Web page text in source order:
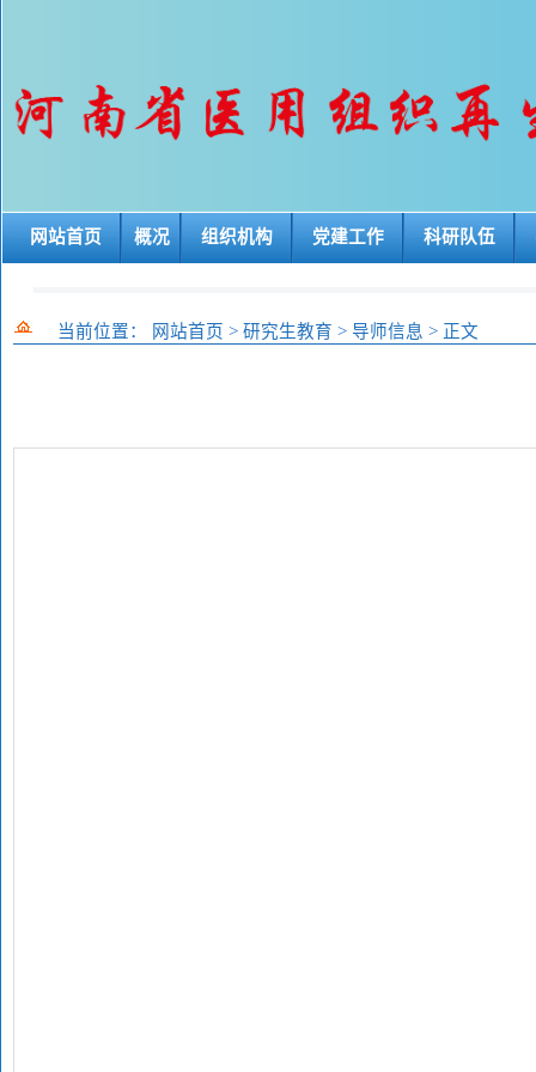
网站首页 概况 组织机构 党建工作 科研队伍
当前位置： 网站首页 > 研究生教育 > 导师信息 > 正文